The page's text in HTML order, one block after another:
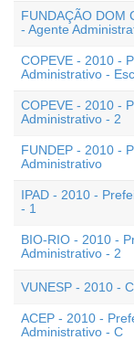
FUNDAÇÃO DOM
- Agente
COPEVE - 2010 -
Administrativo -
COPEVE - 2010 -
Administrativo - 2
FUNDEP - 2010 -
Administrativo
IPAD - 2010 -
- 1
BIO-RIO - 2010 -
Administrativo - 2
VUNESP - 2010 -
ACEP - 2010 -
Administrativo - C